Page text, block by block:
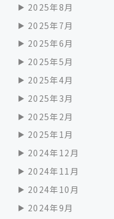
2025年8月
2025年7月
2025年6月
2025年5月
2025年4月
2025年3月
2025年2月
2025年1月
2024年12月
2024年11月
2024年10月
2024年9月